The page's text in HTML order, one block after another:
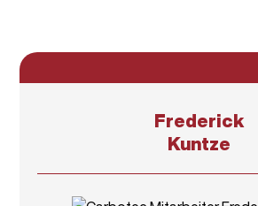
Frederick
Kuntze